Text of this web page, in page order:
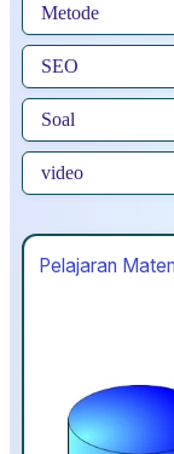
Metode
SEO
Soal
video
Pelajaran